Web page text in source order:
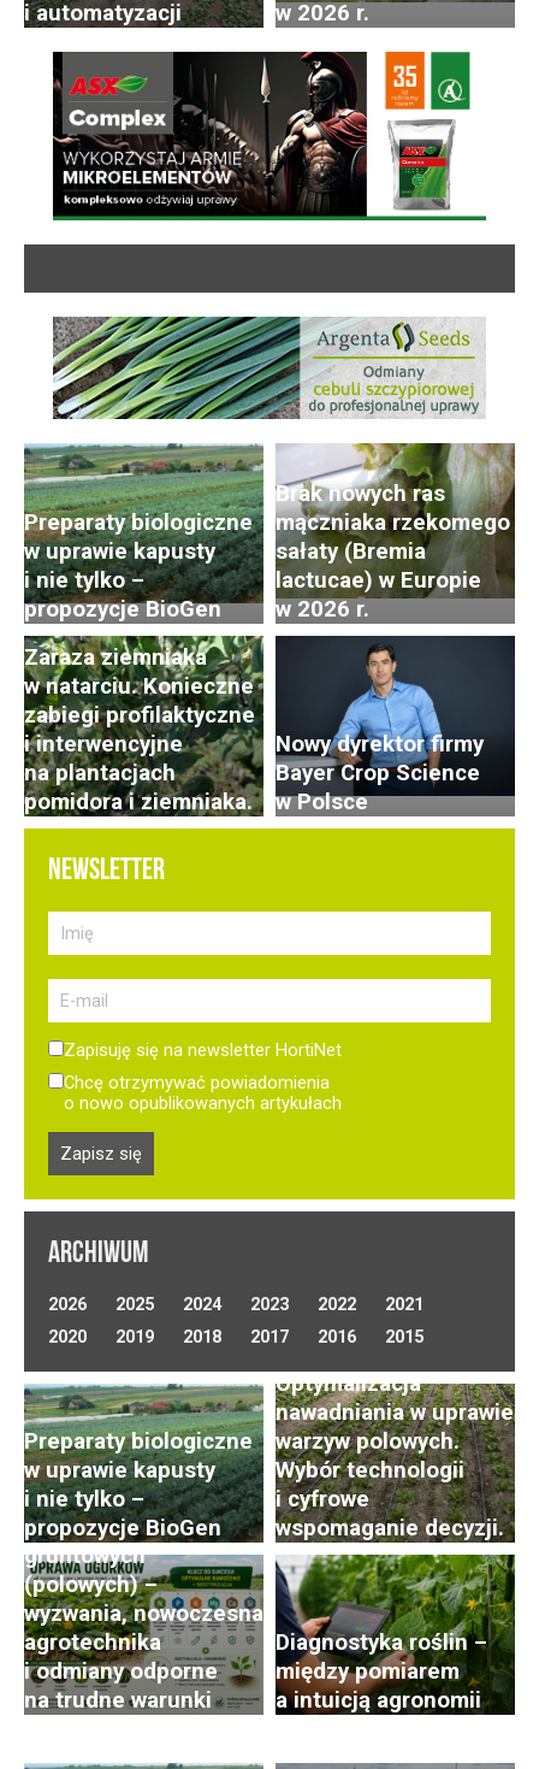
i automatyzacji w 2026 r.
Preparaty biologiczne
w uprawie kapusty
i nie tylko –
propozycje BioGen
Brak nowych ras
mączniaka rzekomego
sałaty (Bremia
lactucae) w Europie
w 2026 r.
Zaraza ziemniaka
w natarciu. Konieczne
zabiegi profilaktyczne
i interwencyjne
na plantacjach
pomidora i ziemniaka.
Nowy dyrektor firmy
Bayer Crop Science
w Polsce
NEWSLETTER
Zapisuję się na newsletter HortiNet
Chcę otrzymywać powiadomienia
o nowo opublikowanych artykułach
ARCHIWUM
2026 2025 2024 2023 2022
2021
2020
2019 2018 2017 2016 2015
Preparaty biologiczne
w uprawie kapusty
i nie tylko –
propozycje BioGen
Optymalizacja
nawadniania w uprawie
warzyw polowych.
Wybór technologii
i cyfrowe
wspomaganie decyzji.
Uprawa ogórków
gruntowych
(polowych) –
wyzwania, nowoczesna
agrotechnika
i odmiany odporne
na trudne warunki
Diagnostyka roślin –
między pomiarem
a intuicją agronomii
Postępy i trendy